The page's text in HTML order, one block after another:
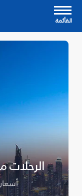
القأئمة
الرحلات